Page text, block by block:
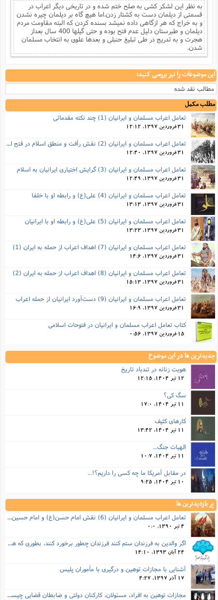
به نظر این لشکر کشی به صلح ختم شده و در تاریخی دیگر اعراب در
قسمتی از دیلمان دست به کشتار زدن.اما هیچ گاه بر دیلمان چیره نشدن
و به خراج که هر ازگاهی داده نمیشد بسنده کردن که البته مقاومت مردم
دیلمان و طبرستان دلیل عدم فتح بوده و حتی گیلها 400 سال بعداز
هجرت و به تدریج در طی تبلیغ حنبلی و بعدها علوی به انتخاب مسلمان
شدن.
این موضوعات را نیز بررسی کنید:
مطالب نقد شده
مطلب مکمل
تعامل اعراب مسلمان و ایرانیان (1) چند نکته مقدماتی
31 فروردین 1397, 12:12
تعامل اعراب مسلمان و ایرانیان (2) نقش رأفت و منطق اسلام در فتح ایران
31 فروردین 1397, 12:40
تعامل اعراب مسلمان و ایرانیان (3) گرایش اختیاری ایرانیان به اسلام
31 فروردین 1397, 12:49
تعامل اعراب مسلمان و ایرانیان (4) علی(ع) و رابطه او با خلفا
31 فروردین 1397, 13:13
تعامل اعراب مسلمان و ایرانیان (5) علی(ع) و رابطه‌ او با ایرانیان
31 فروردین 1397, 13:23
تعامل اعراب مسلمان و ایرانیان (7) اهداف اعراب از حمله به ایران (1)
31 فروردین 1397, 14:6
تعامل اعراب مسلمان و ایرانیان (8) اهداف اعراب از حمله به ایران (2)
31 فروردین 1397, 15:13
تعامل اعراب مسلمان و ایرانیان (9) دست‌آورد ایرانیان از حمله اعراب
31 فروردین 1397, 16:9
کتاب تعامل اعراب مسلمان و ایرانیان در فتوحات اسلامی
15 فروردین 1397, 0:56
جدیدترین ها در این موضوع
هویت زنانه در تندباد تاریخ
12 تیر 1404, 12:15
سگ کی؟
11 تیر 1404, 17:0
کارهای کثیف
11 تیر 1404, 13:42
الهیات جنگ...
11 تیر 1404, 10:7
در مقابل آمریکا ما چه کسی را داریم؟!...
10 تیر 1404, 9:25
پر بازدیدترین ها
تعامل اعراب مسلمان و ایرانیان (6) نقش امام حسن(ع) و امام حسین(ع) در فتح ایران
4 تیر 1390, 0:0
اگر والدین به فرزندان ستم کنند فرزندان چطور برخورد کنند، بطوری که هم موجب ناراحتی آنها نشود و هم بتوانند آنها را امر به معروف و نهی از منکر کنند، و اگر نصیحت تأثیر نداشت چطور باید با آنها برخورد کرد؟
24 آبان 1393, 14:10
آشنایی با مجازات توهین و درگیری با مأموران پلیس
17 آذر 1397, 4:27
مجازات‌ توهین به افراد، مسئولان، کارکنان دولتی و ضابطان قضایی چیست؟